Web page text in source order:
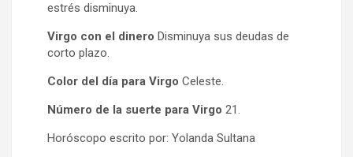
estrés disminuya.
Virgo con el dinero Disminuya sus deudas de
corto plazo.
Color del día para Virgo Celeste.
Número de la suerte para Virgo 21.
Horóscopo escrito por: Yolanda Sultana